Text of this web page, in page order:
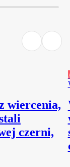
wiercenia,
czerni,